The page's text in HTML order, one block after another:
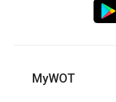
MyWOT